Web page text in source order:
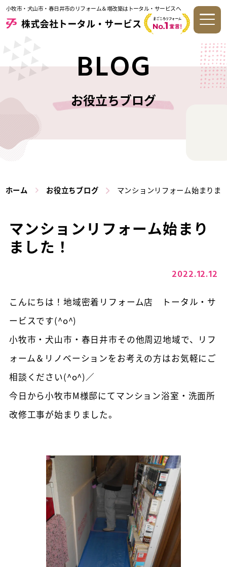
小牧市・犬山市・春日井市のリフォーム＆増改築はトータル・サービスへ
BLOG
お役立ちブログ
ホーム お役立ちブログ マンションリフォーム始まりま
マンションリフォーム始まり
ました！
2022.12.12
こんにちは！地域密着リフォーム店 トータル・サ
ービスです(^o^)
小牧市・犬山市・春日井市その他周辺地域で、リフ
ォーム＆リノベーションをお考えの方はお気軽にご
相談ください(^o^)／
今日から小牧市M様邸にてマンション浴室・洗面所
改修工事が始まりました。